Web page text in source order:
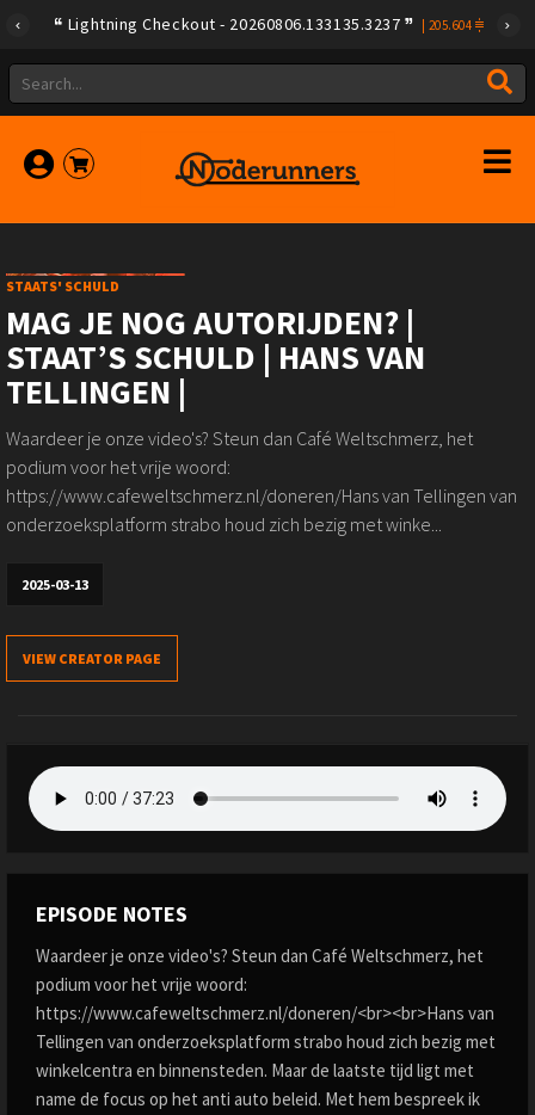
Lightning Checkout - 20260806.133135.3237 205.604
STAATS' SCHULD
MAG JE NOG AUTORIJDEN? |
STAAT’S SCHULD | HANS VAN
TELLINGEN |
Waardeer je onze video's? Steun dan Café Weltschmerz, het
podium voor het vrije woord:
https://www.cafeweltschmerz.nl/doneren/Hans van Tellingen van
onderzoeksplatform strabo houd zich bezig met winke...
2025-03-13
VIEW CREATOR PAGE
EPISODE NOTES
Waardeer je onze video's? Steun dan Café Weltschmerz, het
podium voor het vrije woord:
https://www.cafeweltschmerz.nl/doneren/<br><br>Hans van
Tellingen van onderzoeksplatform strabo houd zich bezig met
winkelcentra en binnensteden. Maar de laatste tijd ligt met
name de focus op het anti auto beleid. Met hem bespreek ik